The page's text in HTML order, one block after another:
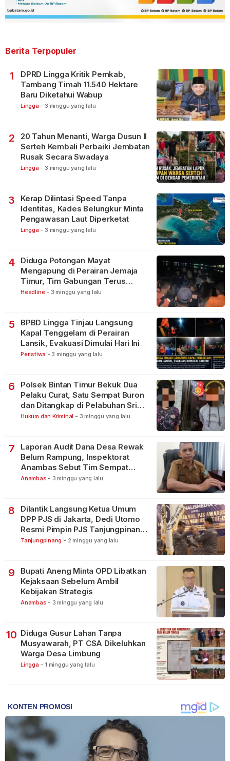
Berita Terpopuler
1
DPRD Lingga Kritik Pemkab,
Tambang Timah 11.540 Hektare
Baru Diketahui Wabup
Lingga - 3 minggu yang lalu
2
20 Tahun Menanti, Warga Dusun II
Serteh Kembali Perbaiki Jembatan
Rusak Secara Swadaya
Lingga - 3 minggu yang lalu
3
Kerap Dilintasi Speed Tanpa
Identitas, Kades Belungkur Minta
Pengawasan Laut Diperketat
Lingga - 3 minggu yang lalu
4
Diduga Potongan Mayat
Mengapung di Perairan Jemaja
Timur, Tim Gabungan Terus
Lakukan Pencarian
Headline - 3 minggu yang lalu
5
BPBD Lingga Tinjau Langsung
Kapal Tenggelam di Perairan
Lansik, Evakuasi Dimulai Hari Ini
Peristiwa - 3 minggu yang lalu
6
Polsek Bintan Timur Bekuk Dua
Pelaku Curat, Satu Sempat Buron
dan Ditangkap di Pelabuhan Sri
Bintan Pura
Hukum dan Kriminal - 3 minggu yang lalu
7
Laporan Audit Dana Desa Rewak
Belum Rampung, Inspektorat
Anambas Sebut Tim Sempat
Terbagi Tangani Kasus Lain
Anambas - 3 minggu yang lalu
8
Dilantik Langsung Ketua Umum
DPP PJS di Jakarta, Dedi Utomo
Resmi Pimpin PJS Tanjungpinang-
Bintan
Tanjungpinang - 2 minggu yang lalu
9
Bupati Aneng Minta OPD Libatkan
Kejaksaan Sebelum Ambil
Kebijakan Strategis
Anambas - 3 minggu yang lalu
10 Diduga Gusur Lahan Tanpa
Musyawarah, PT CSA Dikeluhkan
Warga Desa Limbung
Lingga - 1 minggu yang lalu